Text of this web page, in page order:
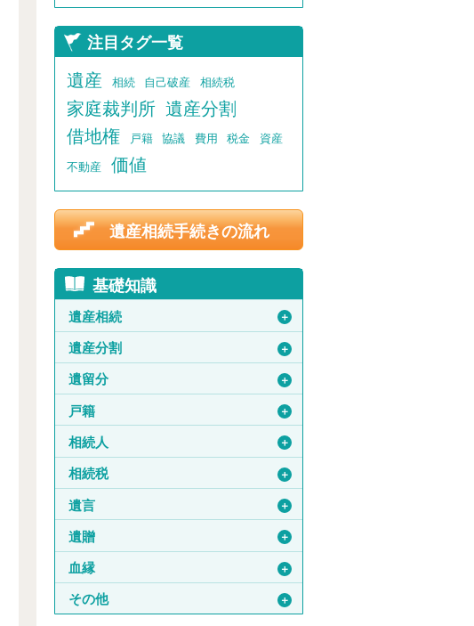
注目タグ一覧
遺産 相続 自己破産 相続税
家庭裁判所 遺産分割
借地権
戸籍 協議 費用 税金 資産
不動産 価値
遺産相続手続きの流れ
基礎知識
遺産相続 ＋
遺産分割 ＋
遺留分 ＋
戸籍 ＋
相続人 ＋
相続税 ＋
遺言 ＋
遺贈 ＋
血縁 ＋
その他 ＋